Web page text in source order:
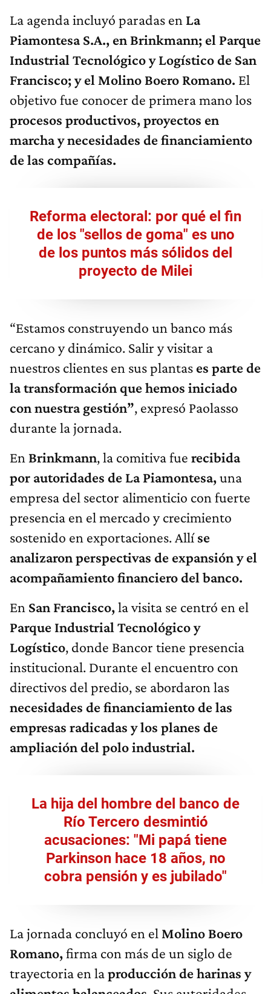
La agenda incluyó paradas en La
Piamontesa S.A., en Brinkmann; el Parque
Industrial Tecnológico y Logístico de San
Francisco; y el Molino Boero Romano. El
objetivo fue conocer de primera mano los
procesos productivos, proyectos en
marcha y necesidades de financiamiento
de las compañías.
Reforma electoral: por qué el fin
de los "sellos de goma" es uno
de los puntos más sólidos del
proyecto de Milei
“Estamos construyendo un banco más
cercano y dinámico. Salir y visitar a
nuestros clientes en sus plantas es parte de
la transformación que hemos iniciado
con nuestra gestión”, expresó Paolasso
durante la jornada.
En Brinkmann, la comitiva fue recibida
por autoridades de La Piamontesa,una
empresa del sector alimenticio con fuerte
presencia en el mercado y crecimiento
sostenido en exportaciones. Allíse
analizaron perspectivas de expansión y el
acompañamiento financiero del banco.
En San Francisco,la visita se centró en el
Parque Industrial Tecnológico y
Logístico, donde Bancor tiene presencia
institucional. Durante el encuentro con
directivos del predio, se abordaron las
necesidades de financiamiento de las
empresas radicadas y los planes de
ampliación del polo industrial.
La hija del hombre del banco de
Río Tercero desmintió
acusaciones: "Mi papá tiene
Parkinson hace 18 años, no
cobra pensión y es jubilado"​
La jornada concluyó en el Molino Boero
Romano,firma con más de un siglo de
trayectoria en laproducción de harinas y